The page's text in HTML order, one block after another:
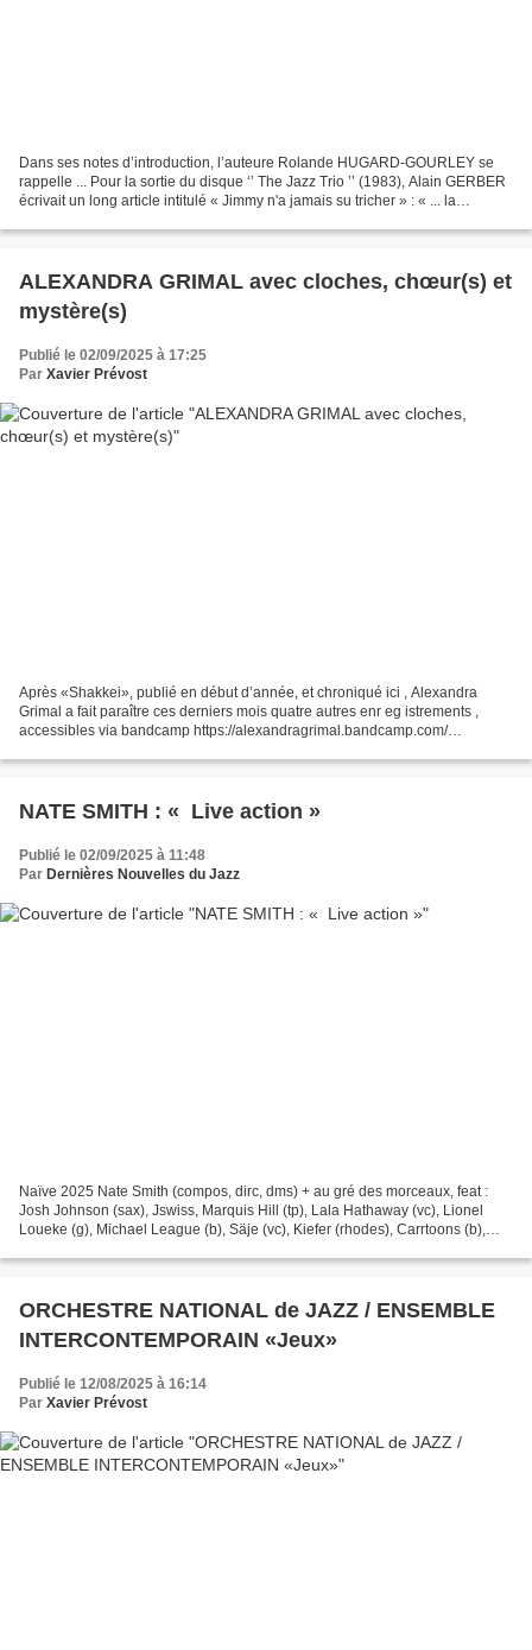
Dans ses notes d’introduction, l’auteure Rolande HUGARD-GOURLEY se
rappelle ... Pour la sortie du disque ‘’ The Jazz Trio ’’ (1983), Alain GERBER
écrivait un long article intitulé « Jimmy n'a jamais su tricher » : « ... la
ALEXANDRA GRIMAL avec cloches, chœur(s) et
mystère(s)
Publié le 02/09/2025 à 17:25
Par Xavier Prévost
Après «Shakkei», publié en début d’année, et chroniqué ici , Alexandra
Grimal a fait paraître ces derniers mois quatre autres enr eg istrements ,
accessibles via bandcamp https://alexandragrimal.bandcamp.com/
NATE SMITH : « Live action »
Publié le 02/09/2025 à 11:48
Par Dernières Nouvelles du Jazz
Naïve 2025 Nate Smith (compos, dirc, dms) + au gré des morceaux, feat :
Josh Johnson (sax), Jswiss, Marquis Hill (tp), Lala Hathaway (vc), Lionel
Loueke (g), Michael League (b), Säje (vc), Kiefer (rhodes), Carrtoons (b),
ORCHESTRE NATIONAL de JAZZ / ENSEMBLE
INTERCONTEMPORAIN «Jeux»
Publié le 12/08/2025 à 16:14
Par Xavier Prévost